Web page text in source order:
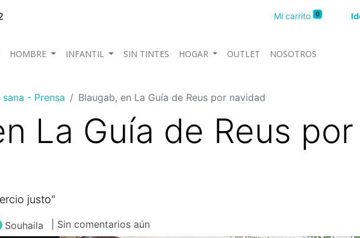
Mi carrito 0
HOMBRE INFANTIL SIN TINTES HOGAR OUTLET NOSOTROS
- Prensa Blaugab, en La Guía de Reus por navidad
La Guía de Reus por
justo"
Souhaila | Sin comentarios aún